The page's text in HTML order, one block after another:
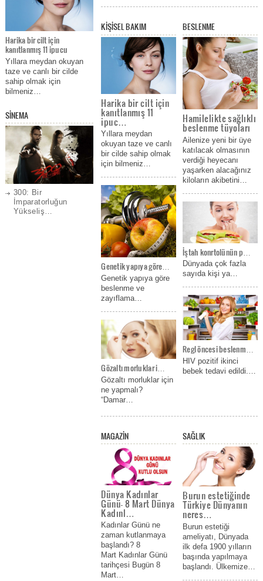
Modada öpücük trendi!
Bu yıl öpücük damgalı
kıyafetlere bürüneceğiz… Renkli
geçen 2014 modasında
eğlenceli figürler hız kesmeden
devam ediyor. Birçok
aksesuarımıza seksi ve şık bir
görünüm katan öpücük resimleri
elbiseden bluza, gömlekten
ayakkabıya kadar bu seneki
trendler arasında kendine yer
edinmeyi başardı. Bizce de son
derece kadınsı duran…
Swarovski 2014
İlkbahar Yaz
Koleksiyonu
2014 İlkbahar Yaz sezonu için
Swarovski ilk kez sanata övgü
niteliğinde bir koleksiyon
hazırladı.Kavimsel el
sanatlarından, çağdaş sanata
kadar farklı etkiler taşıyan bu
yeni koleksiyonda toprak tonları
ve parlak renkler göze çarpıyor.
Swarovski’nin kendine has
tasarımları, etnik kültürler ve
sanat akımlarıyla birlikte
kullanılıyor. Sadeliği ve…
Harika bir cilt için
kanıtlanmış 11 ipucu
Yıllara meydan okuyan
taze ve canlı bir cilde
sahip olmak için
bilmeniz…
SİNEMA
300: Bir
İmparatorluğun
Yükseliş…
KİŞİSEL BAKIM
Harika bir cilt için
kanıtlanmış 11
ipuc…
Yıllara meydan
okuyan taze ve canlı
bir cilde sahip olmak
için bilmeniz…
Genetik yapıya göre…
Genetik yapıya göre
beslenme ve
zayıflama…
Gözaltı morluklar i…
Gözaltı morluklar için
ne yapmalı?
“Damar…
BESLENME
Hamilelikte sağlıklı
beslenme tüyoları
Ailenize yeni bir üye
katılacak olmasının
verdiği heyecanı
yaşarken alacağınız
kiloların akibetini…
İştah konrtolünün p…
Dünyada çok fazla
sayıda kişi ya…
Regl öncesi beslenm…
HIV pozitif ikinci
bebek tedavi edildi.…
MAGAZİN
Dünya Kadınlar
Günü- 8 Mart Dünya
Kadınl…
Kadınlar Günü ne
zaman kutlanmaya
başlandı? 8
Mart Kadınlar Günü
tarihçesi Bugün 8
Mart…
SAĞLIK
Burun estetiğinde
Türkiye Dünyanın
neres…
Burun estetiği
ameliyatı, Dünyada
ilk defa 1900 yılların
başında yapılmaya
başlandı. Ülkemize…